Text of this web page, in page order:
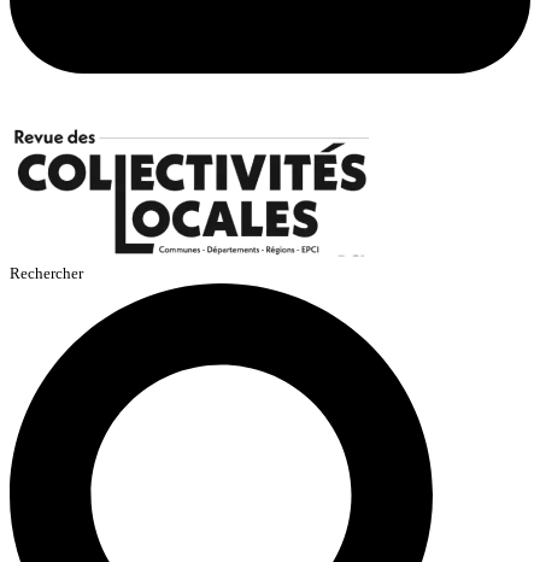
Rechercher